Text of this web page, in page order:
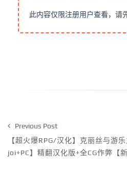
此内容仅限注册用户查看，请
Previous Post
【超火爆RPG/汉化】克丽丝与游
joi+PC】精翻汉化版+全CG作弊【